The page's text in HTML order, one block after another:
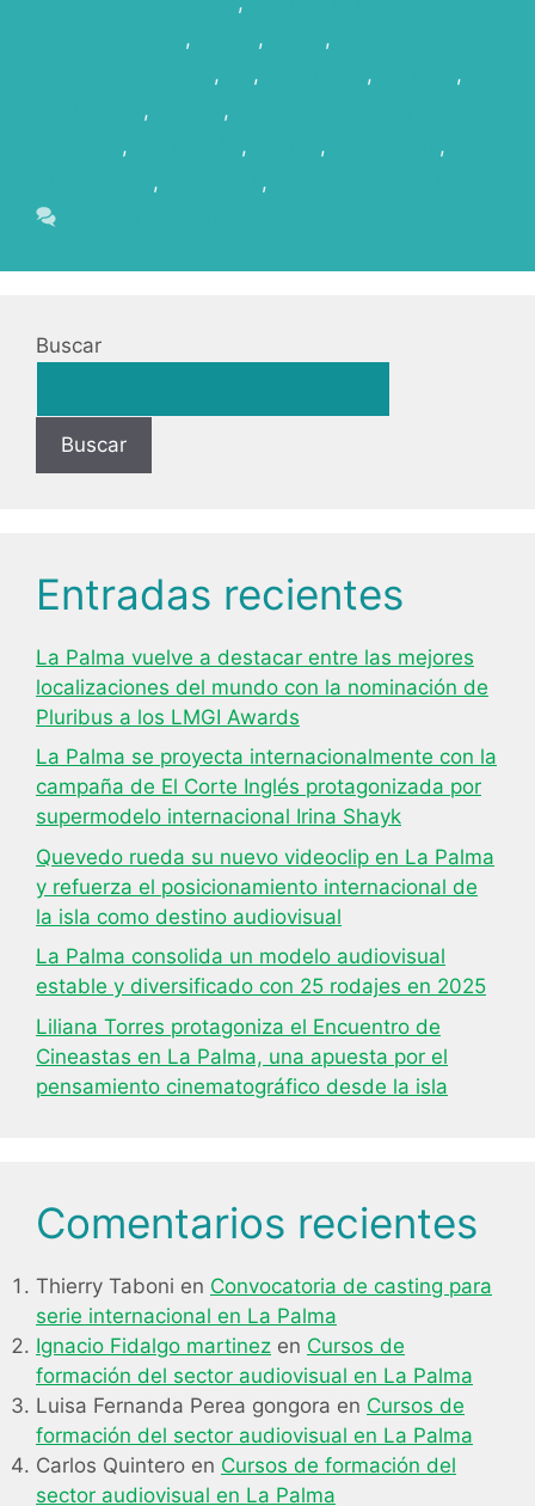
, ,
,
, , ,
,
, ,
, , , ,
, ,
Buscar
Buscar
Entradas recientes
La Palma vuelve a destacar entre las mejores
localizaciones del mundo con la nominación de
Pluribus a los LMGI Awards
La Palma se proyecta internacionalmente con la
campaña de El Corte Inglés protagonizada por
supermodelo internacional Irina Shayk
Quevedo rueda su nuevo videoclip en La Palma
y refuerza el posicionamiento internacional de
la isla como destino audiovisual
La Palma consolida un modelo audiovisual
estable y diversificado con 25 rodajes en 2025
Liliana Torres protagoniza el Encuentro de
Cineastas en La Palma, una apuesta por el
pensamiento cinematográfico desde la isla
Comentarios recientes
Thierry Taboni en Convocatoria de casting para
serie internacional en La Palma
Ignacio Fidalgo martinez en Cursos de
formación del sector audiovisual en La Palma
Luisa Fernanda Perea gongora en Cursos de
formación del sector audiovisual en La Palma
Carlos Quintero en Cursos de formación del
sector audiovisual en La Palma